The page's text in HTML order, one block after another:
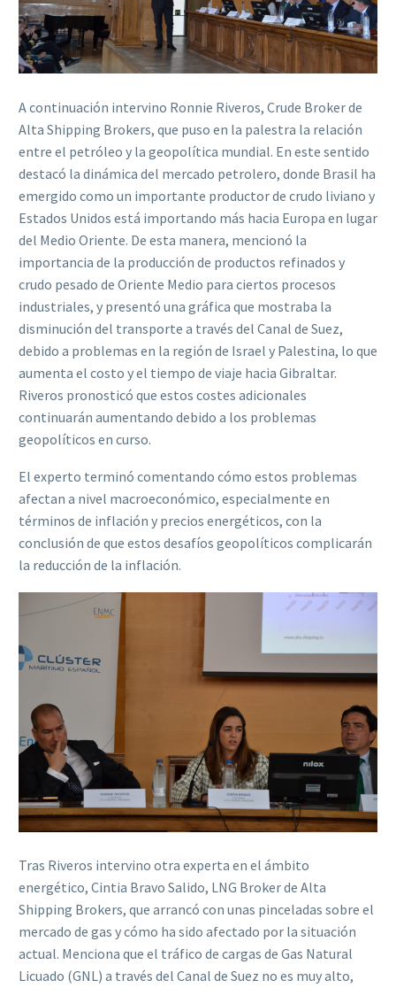
A continuación intervino Ronnie Riveros, Crude Broker de
Alta Shipping Brokers, que puso en la palestra la relación
entre el petróleo y la geopolítica mundial. En este sentido
destacó la dinámica del mercado petrolero, donde Brasil ha
emergido como un importante productor de crudo liviano y
Estados Unidos está importando más hacia Europa en lugar
del Medio Oriente. De esta manera, mencionó la
importancia de la producción de productos refinados y
crudo pesado de Oriente Medio para ciertos procesos
industriales, y presentó una gráfica que mostraba la
disminución del transporte a través del Canal de Suez,
debido a problemas en la región de Israel y Palestina, lo que
aumenta el costo y el tiempo de viaje hacia Gibraltar.
Riveros pronosticó que estos costes adicionales
continuarán aumentando debido a los problemas
geopolíticos en curso.
El experto terminó comentando cómo estos problemas
afectan a nivel macroeconómico, especialmente en
términos de inflación y precios energéticos, con la
conclusión de que estos desafíos geopolíticos complicarán
la reducción de la inflación.
Tras Riveros intervino otra experta en el ámbito
energético, Cintia Bravo Salido, LNG Broker de Alta
Shipping Brokers, que arrancó con unas pinceladas sobre el
mercado de gas y cómo ha sido afectado por la situación
actual. Menciona que el tráfico de cargas de Gas Natural
Licuado (GNL) a través del Canal de Suez no es muy alto,